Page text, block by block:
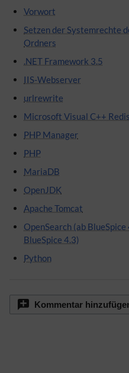
Vorwort
Setzen der Systemrechte
Ordners
.NET Framework 3.5
IIS-Webserver
urlrewrite
Microsoft Visual C++
PHP Manager
PHP
MariaDB
OpenJDK
Apache Tomcat
OpenSearch (ab BlueSpice
BlueSpice 4.3)
Python
Kommentar